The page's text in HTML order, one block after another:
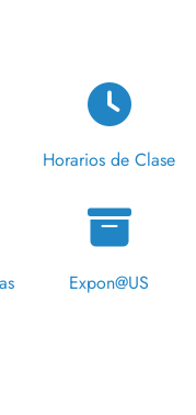
Horarios de Clase
Expon@US